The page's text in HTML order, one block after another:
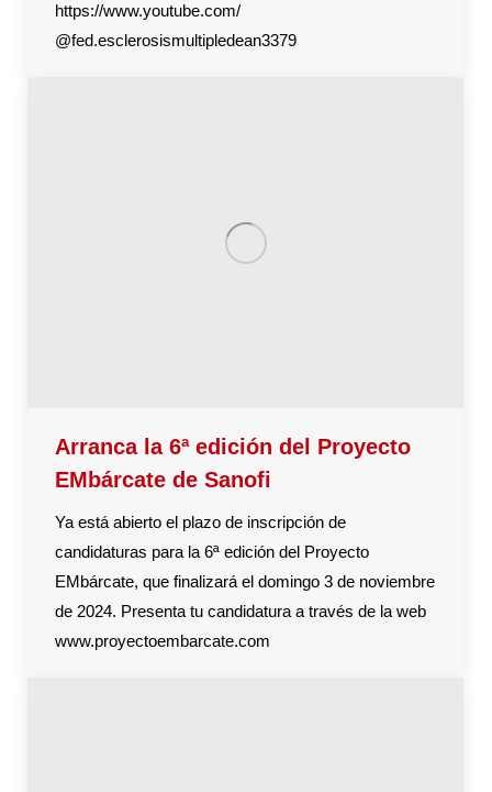
https://www.youtube.com/
@fed.esclerosismultipledean3379
Arranca la 6ª edición del Proyecto
EMbárcate de Sanofi
Ya está abierto el plazo de inscripción de
candidaturas para la 6ª edición del Proyecto
EMbárcate, que finalizará el domingo 3 de noviembre
de 2024. Presenta tu candidatura a través de la web
www.proyectoembarcate.com